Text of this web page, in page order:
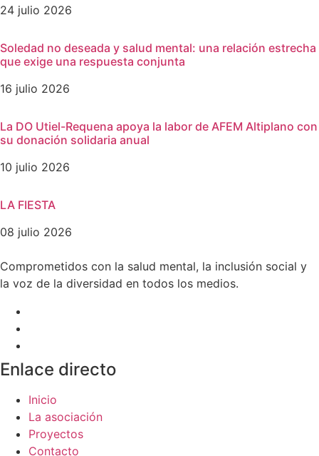
24 julio 2026
Soledad no deseada y salud mental: una relación estrecha
que exige una respuesta conjunta
16 julio 2026
La DO Utiel-Requena apoya la labor de AFEM Altiplano con
su donación solidaria anual
10 julio 2026
LA FIESTA
08 julio 2026
Comprometidos con la salud mental, la inclusión social y
la voz de la diversidad en todos los medios.
Enlace directo
Inicio
La asociación
Proyectos
Contacto